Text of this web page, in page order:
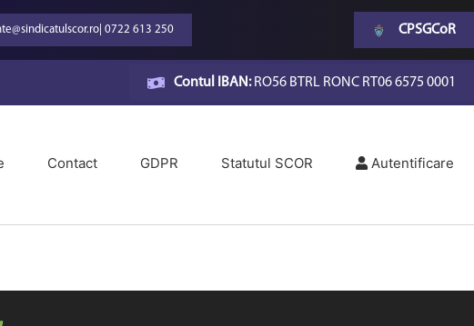
| 0722 613 250 CPSGCoR
Contul IBAN:RO56 BTRL RONC RT06 6575 0001
Contact GDPR Statutul SCOR Autentificare